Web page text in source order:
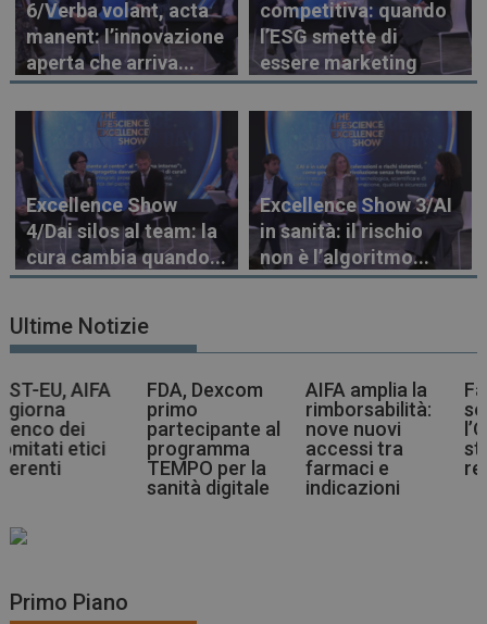
6/Verba volant, acta
manent: l’innovazione
aperta che arriva...
competitiva: quando
l’ESG smette di
essere marketing
Excellence Show
4/Dai silos al team: la
cura cambia quando...
Excellence Show 3/AI
in sanità: il rischio
non è l’algoritmo...
Ultime Notizie
FDA, Dexcom
primo
partecipante al
programma
TEMPO per la
sanità digitale
AIFA amplia la
rimborsabilità:
nove nuovi
accessi tra
farmaci e
indicazioni
Farmaci più
sostenibili,
l’OMS indica la
strada agli enti
regolatori
Primo Piano